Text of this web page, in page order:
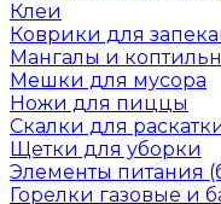
Клеи
Коврики для
Мангалы и
Мешки для мусора
Ножи для пиццы
Скалки для
Щетки для уборки
Элементы питания
Горелки газовые и